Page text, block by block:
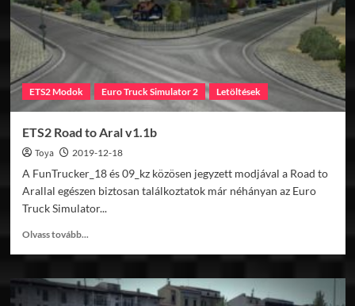
ETS2 Modok Euro Truck Simulator 2 Letöltések
ETS2 Road to Aral v1.1b
Toya 2019-12-18
A FunTrucker_18 és 09_kz közösen jegyzett modjával a Road to
Arallal egészen biztosan találkoztatok már néhányan az Euro
Truck Simulator...
Olvass tovább...
ETS2
Road